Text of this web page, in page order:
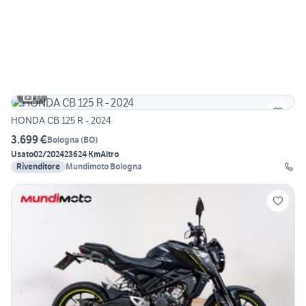
17
HONDA CB 125 R - 2024
3.699 €Bologna (BO)
Usato02/202423624 KmAltro
Rivenditore Mundimoto Bologna